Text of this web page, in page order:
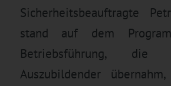
Sicherheitsbeauftragte
stand auf dem
Betriebsführung,
Auszubildender